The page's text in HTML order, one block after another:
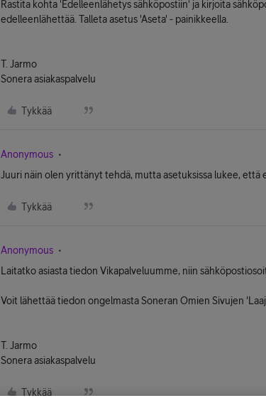
Rastita kohta 'Edelleenlähetys sähköpostiin' ja kirjoita
edelleenlähettää. Talleta asetus 'Aseta' - painikkeella.
T. Jarmo
Sonera asiakaspalvelu
Tykkää
Anonymous
Juuri näin olen yrittänyt tehdä, mutta asetuksissa lukee, että
Tykkää
Anonymous
Laitatko asiasta tiedon Vikapalveluumme, niin
Voit lähettää tiedon ongelmasta Soneran Omien Sivujen
T. Jarmo
Sonera asiakaspalvelu
Tykkää